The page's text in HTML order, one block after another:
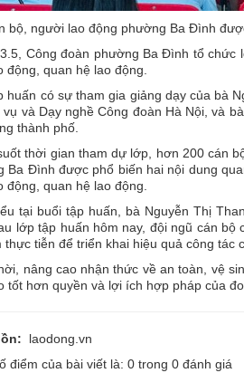
bộ, người lao động phường Ba Đình
Công đoàn phường Ba Đình tổ chức
động, quan hệ lao động.
huấn có sự tham gia giảng dạy của bà
vụ và Dạy nghề Công đoàn Hà Nội, và
thành phố.
thời gian tham dự lớp, hơn 200 cán
Ba Đình được phổ biến hai nội dung
động, quan hệ lao động.
tại buổi tập huấn, bà Nguyễn Thị
lớp tập huấn hôm nay, đội ngũ cán
thực tiễn để triển khai hiệu quả công tác
nâng cao nhận thức về an toàn, vệ
tốt hơn quyền và lợi ích hợp pháp của
laodong.vn
điểm của bài viết là: 0 trong 0 đánh giá